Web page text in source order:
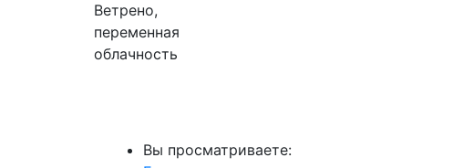
Ветрено,
переменная
облачность
Вы просматриваете: